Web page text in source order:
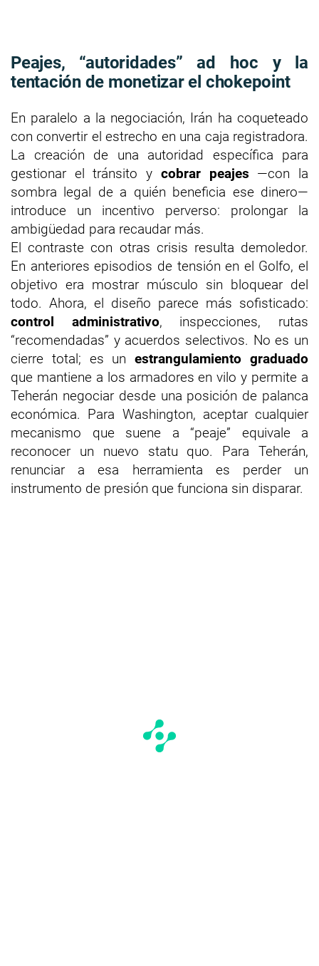
Peajes, “autoridades” ad hoc y la
tentación de monetizar el chokepoint
En paralelo a la negociación, Irán ha coqueteado
con convertir el estrecho en una caja registradora.
La creación de una autoridad específica para
gestionar el tránsito y cobrar peajes —con la
sombra legal de a quién beneficia ese dinero—
introduce un incentivo perverso: prolongar la
ambigüedad para recaudar más.
El contraste con otras crisis resulta demoledor.
En anteriores episodios de tensión en el Golfo, el
objetivo era mostrar músculo sin bloquear del
todo. Ahora, el diseño parece más sofisticado:
control administrativo, inspecciones, rutas
“recomendadas” y acuerdos selectivos. No es un
cierre total; es unestrangulamiento graduado
que mantiene a los armadores en vilo y permite a
Teherán negociar desde una posición de palanca
económica. Para Washington, aceptar cualquier
mecanismo que suene a “peaje” equivale a
reconocer un nuevo statu quo. Para Teherán,
renunciar a esa herramienta es perder un
instrumento de presión que funciona sin disparar.